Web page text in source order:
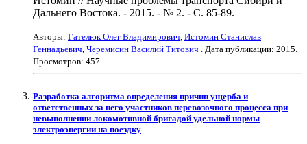
Дальнего Востока. - 2015. - № 2. - С. 85-89.
Авторы: Гателюк Олег Владимирович, Истомин Станислав
Геннадьевич, Черемисин Василий Титович . Дата публикации: 2015.
Просмотров: 457
Разработка алгоритма определения причин ущерба и
ответственных за него участников перевозочного процесса при
невыполнении локомотивной бригадой удельной нормы
электроэнергии на поездку